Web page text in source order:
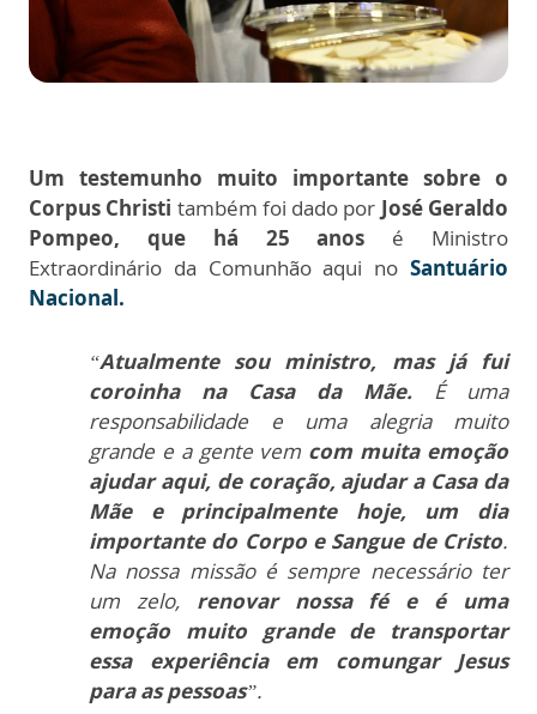
Um testemunho muito importante sobre o
Corpus Christi também foi dado por José Geraldo
Pompeo, que há 25 anos é Ministro
Extraordinário da Comunhão aqui no Santuário
Nacional.
“Atualmente sou ministro, mas já fui
coroinha na Casa da Mãe. É uma
responsabilidade e uma alegria muito
grande e a gente vem com muita emoção
ajudar aqui, de coração, ajudar a Casa da
Mãe e principalmente hoje, um dia
importante do Corpo e Sangue de Cristo.
Na nossa missão é sempre necessário ter
um zelo,renovar nossa fé e é uma
emoção muito grande de transportar
essa experiência em comungar Jesus
para as pessoas”.